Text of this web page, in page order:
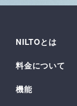
NILTOとは
運用体験
多数ウェブサイト管理
セキュリティ
料金について
料金プラン
機能